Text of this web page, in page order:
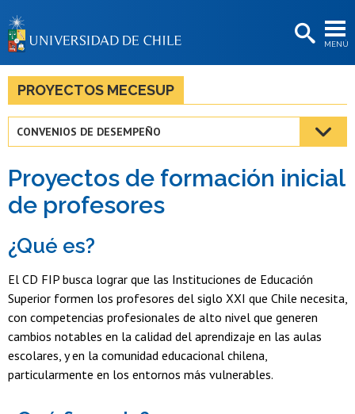
MENÚ
BIBLIOTECAS
LA UNIVERSIDAD
Estudiantes
Académicas/os
Funcionarias/os
PROYECTOS MECESUP
CONVENIOS DE DESEMPEÑO
Proyectos de formación inicial
de profesores
¿Qué es?
El CD FIP busca lograr que las Instituciones de Educación
Superior formen los profesores del siglo XXI que Chile necesita,
con competencias profesionales de alto nivel que generen
cambios notables en la calidad del aprendizaje en las aulas
escolares, y en la comunidad educacional chilena,
particularmente en los entornos más vulnerables.